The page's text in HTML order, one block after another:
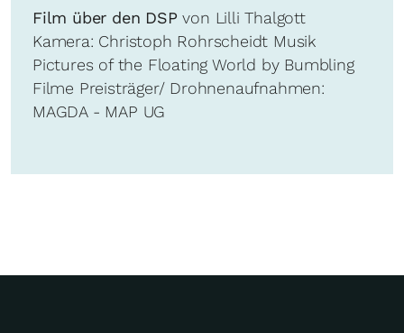
Film über den DSP von Lilli Thalgott
Kamera: Christoph Rohrscheidt Musik
Pictures of the Floating World by Bumbling
Filme Preisträger/ Drohnenaufnahmen:
MAGDA - MAP UG